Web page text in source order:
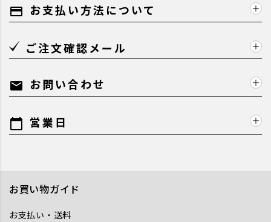
payment お支払い方法について
ご注文確認メール
mail お問い合わせ
calendar_today 営業日
お買い物ガイド
お支払い・送料